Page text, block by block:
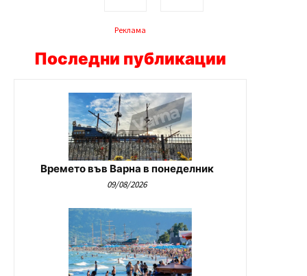
Реклама
Последни публикации
Времето във Варна в понеделник
09/08/2026